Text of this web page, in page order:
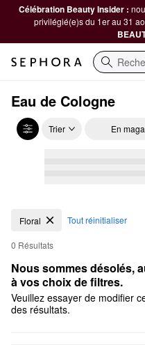
Célébration Beauty Insider :
privilégié(e)s du 1er au 31
Recherche
Eau de Cologne
Trier En
Floral Tout réinitialiser
0 Résultats
Nous sommes désolés,
à vos choix de filtres.
Veuillez essayer de modifier
des résultats.